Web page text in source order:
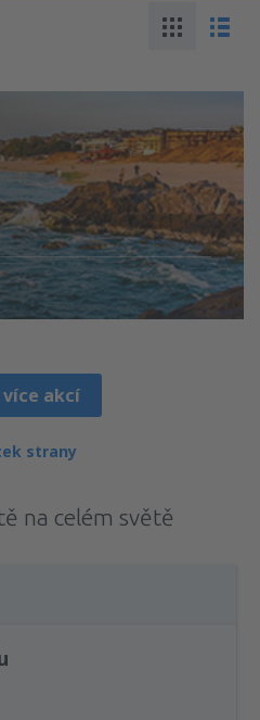
více akcí
strany
na celém světě